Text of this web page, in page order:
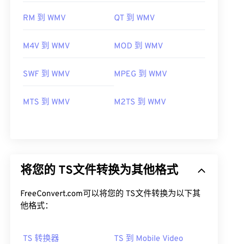
RM 到 WMV QT 到 WMV
M4V 到 WMV MOD 到 WMV
SWF 到 WMV MPEG 到 WMV
MTS 到 WMV M2TS 到 WMV
将您的 TS文件转换为其他格式
FreeConvert.com可以将您的 TS文件转换为以下其
他格式：
TS 转换器 TS 到 Mobile Video